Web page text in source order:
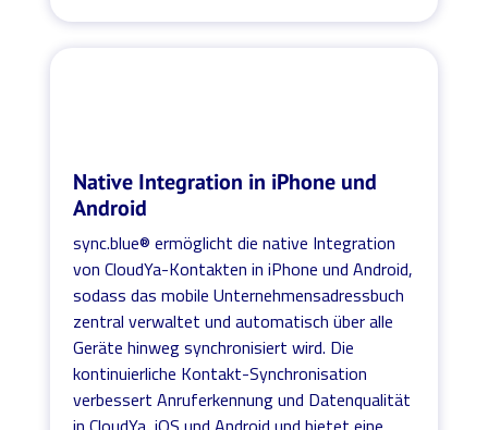
Native Integration in iPhone und
Android
sync.blue® ermöglicht die native Integration
von CloudYa-Kontakten in iPhone und Android,
sodass das mobile Unternehmensadressbuch
zentral verwaltet und automatisch über alle
Geräte hinweg synchronisiert wird. Die
kontinuierliche Kontakt-Synchronisation
verbessert Anruferkennung und Datenqualität